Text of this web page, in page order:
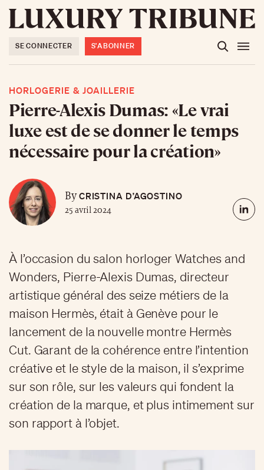
SE CONNECTER S'ABONNER
HORLOGERIE & JOAILLERIE
Pierre-Alexis Dumas: «Le vrai
luxe est de se donner le temps
nécessaire pour la création»
ByCRISTINA D’AGOSTINO
25 avril 2024
À l’occasion du salon horloger Watches and
Wonders, Pierre-Alexis Dumas, directeur
artistique général des seize métiers de la
maison Hermès, était à Genève pour le
lancement de la nouvelle montre Hermès
Cut. Garant de la cohérence entre l’intention
créative et le style de la maison, il s’exprime
sur son rôle, sur les valeurs qui fondent la
création de la marque, et plus intimement sur
son rapport à l’objet.